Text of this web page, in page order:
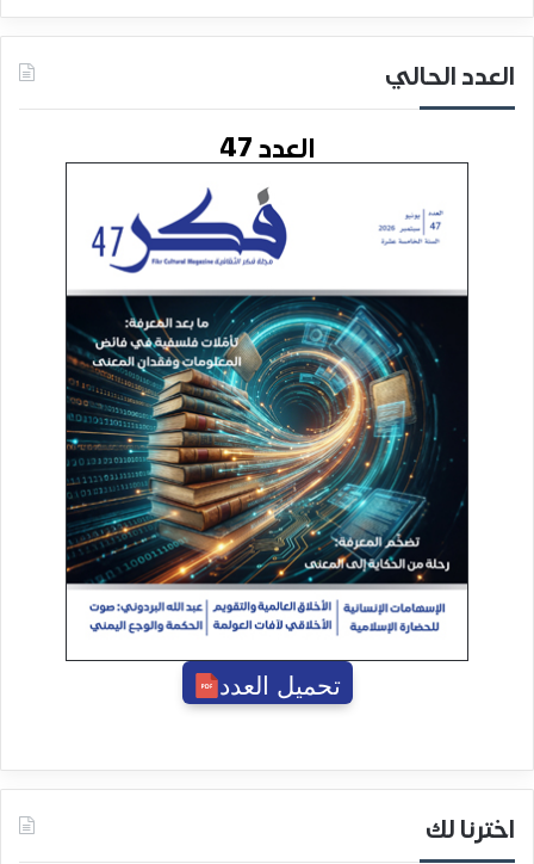
العدد الحالي
العدد 47
تحميل العدد
اخترنا لك